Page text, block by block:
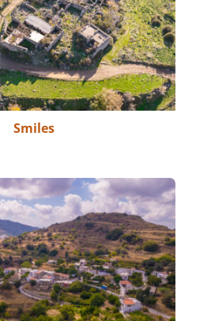
Smiles